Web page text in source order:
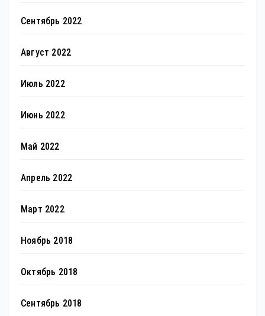
Сентябрь 2022
Август 2022
Июль 2022
Июнь 2022
Май 2022
Апрель 2022
Март 2022
Ноябрь 2018
Октябрь 2018
Сентябрь 2018